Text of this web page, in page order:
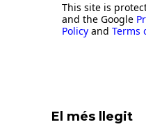
This site is
and the Google
Policy and Terms
El més llegit